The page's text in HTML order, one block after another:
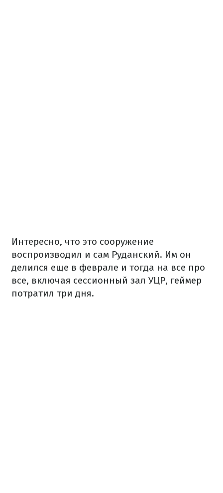
Интересно, что это сооружение
воспроизводил и сам Руданский. Им он
делился еще в феврале и тогда на все про
все, включая сессионный зал УЦР, геймер
потратил три дня.